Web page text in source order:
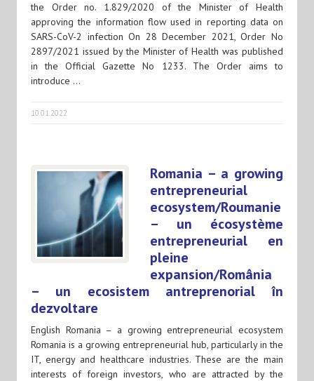
the Order no. 1.829/2020 of the Minister of Health
approving the information flow used in reporting data on
SARS-CoV-2 infection On 28 December 2021, Order No
2897/2021 issued by the Minister of Health was published
in the Official Gazette No 1233. The Order aims to
introduce …
10.01.2022
Romania – a growing
entrepreneurial
ecosystem/Roumanie
– un écosystème
entrepreneurial en
pleine
expansion/România
– un ecosistem antreprenorial în
dezvoltare
English Romania – a growing entrepreneurial ecosystem
Romania is a growing entrepreneurial hub, particularly in the
IT, energy and healthcare industries. These are the main
interests of foreign investors, who are attracted by the